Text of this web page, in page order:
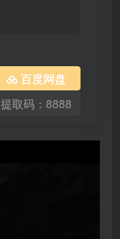
百度网盘
提取码：8888